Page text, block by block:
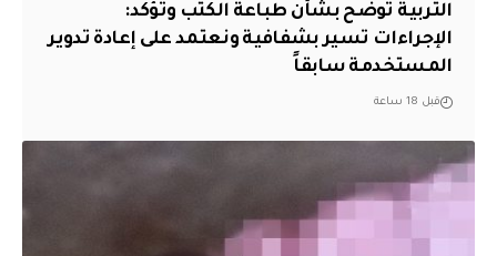
التربية توضح بشأن طباعة الكتب وتؤكد:
الإجراءات تسير بشفافية ونعتمد على إعادة تدوير
المستخدمة سابقاً
قبل 18 ساعة